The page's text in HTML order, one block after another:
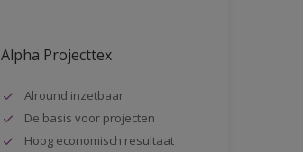
Alpha Projecttex
Alround inzetbaar
De basis voor projecten
Hoog economisch resultaat